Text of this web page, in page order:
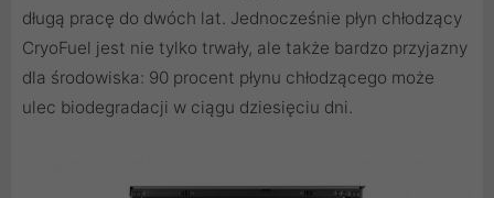
długą pracę do dwóch lat. Jednocześnie płyn chłodzący
CryoFuel jest nie tylko trwały, ale także bardzo przyjazny
dla środowiska: 90 procent płynu chłodzącego może
ulec biodegradacji w ciągu dziesięciu dni.